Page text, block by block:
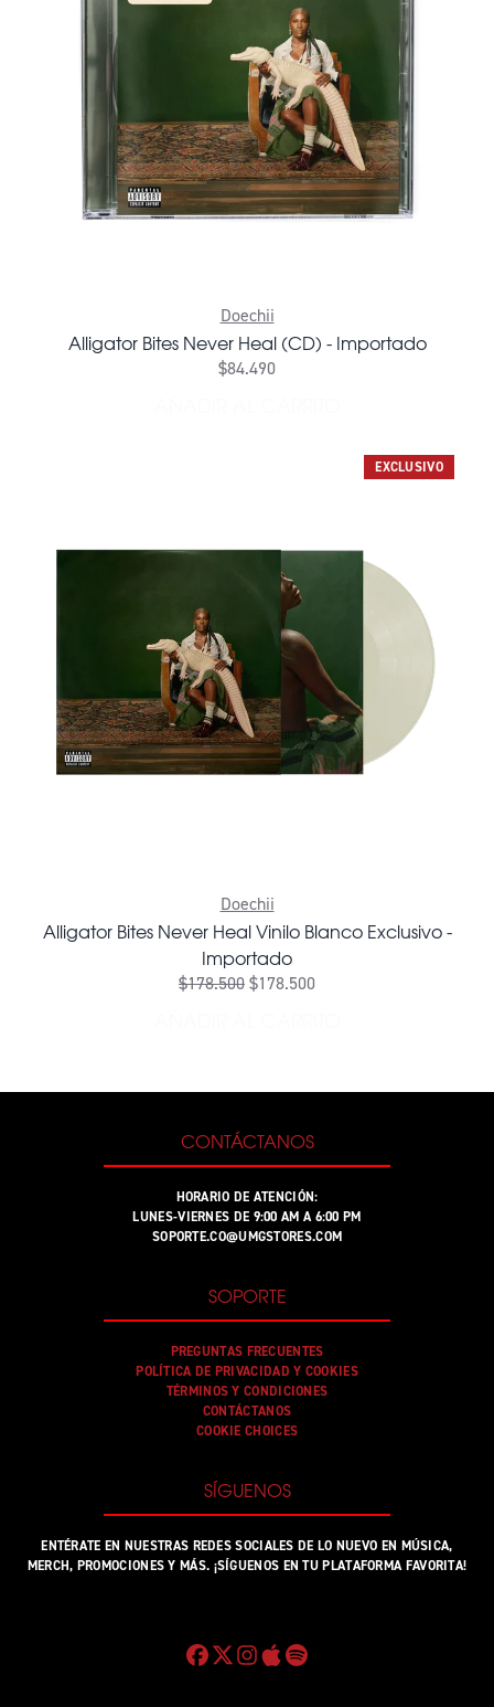
Doechii
Alligator Bites Never Heal (CD) - Importado
$84.490
EXCLUSIVO
Doechii
Alligator Bites Never Heal Vinilo Blanco Exclusivo -
Importado
$178.500$178.500
CONTÁCTANOS
HORARIO DE ATENCIÓN:
LUNES-VIERNES DE 9:00 AM A 6:00 PM
SOPORTE.CO@UMGSTORES.COM
SOPORTE
PREGUNTAS FRECUENTES
POLÍTICA DE PRIVACIDAD Y COOKIES
TÉRMINOS Y CONDICIONES
CONTÁCTANOS
COOKIE CHOICES
SÍGUENOS
ENTÉRATE EN NUESTRAS REDES SOCIALES DE LO NUEVO EN MÚSICA,
MERCH, PROMOCIONES Y MÁS. ¡SÍGUENOS EN TU PLATAFORMA FAVORITA!